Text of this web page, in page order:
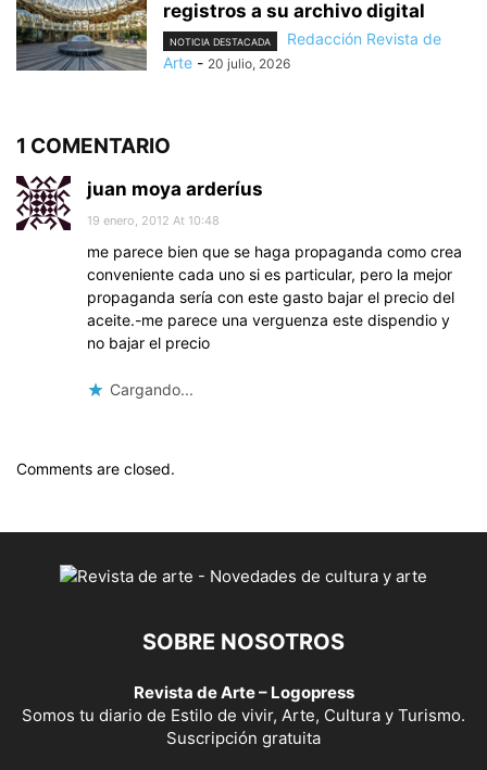
registros a su archivo digital
NOTICIA DESTACADA
Redacción Revista de
Arte - 20 julio, 2026
1 COMENTARIO
juan moya arderíus
19 enero, 2012 At 10:48
me parece bien que se haga propaganda como crea
conveniente cada uno si es particular, pero la mejor
propaganda sería con este gasto bajar el precio del
aceite.-me parece una verguenza este dispendio y
no bajar el precio
Cargando...
Comments are closed.
SOBRE NOSOTROS
Revista de Arte – Logopress
Somos tu diario de Estilo de vivir, Arte, Cultura y Turismo.
Suscripción gratuita